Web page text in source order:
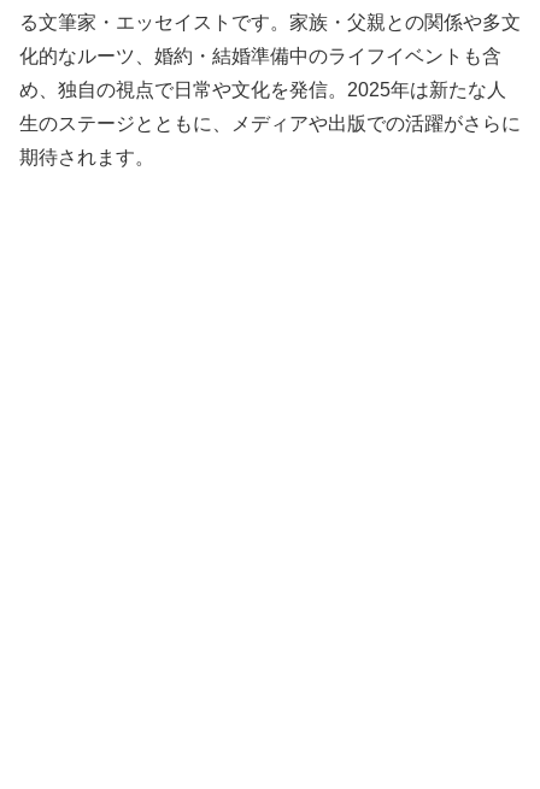
る文筆家・エッセイストです。家族・父親との関係や多文
化的なルーツ、婚約・結婚準備中のライフイベントも含
め、独自の視点で日常や文化を発信。2025年は新たな人
生のステージとともに、メディアや出版での活躍がさらに
期待されます。